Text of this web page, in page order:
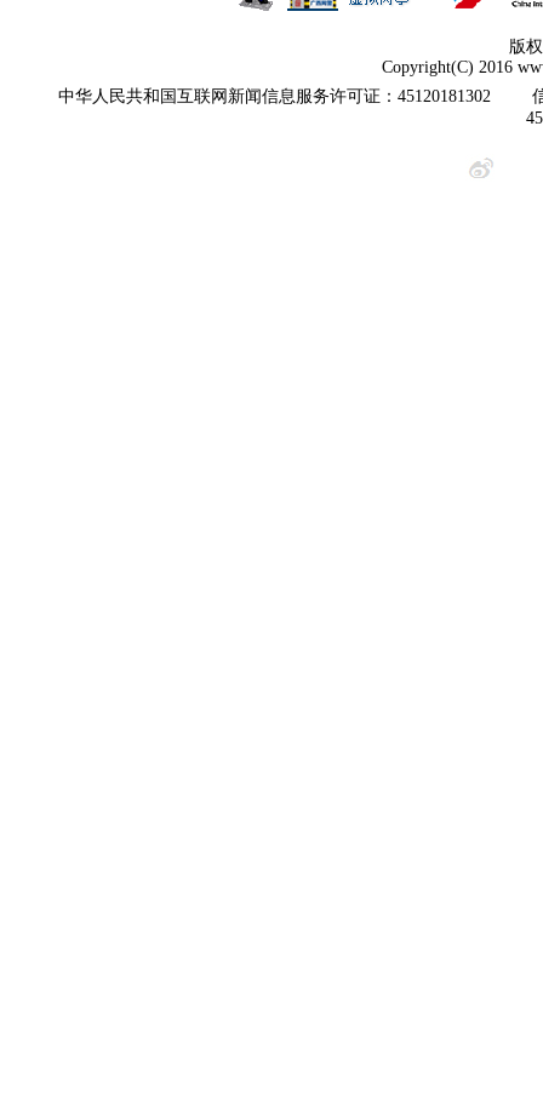
版
Copyright(C) 2016
中华人民共和国互联网新闻信息服务许可证：45120181302